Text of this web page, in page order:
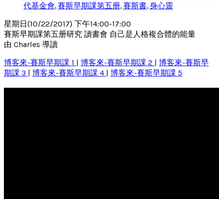
代基金會,賽斯早期課第五册,賽斯書,身心靈
星期日(10/22/2017) 下午14:00-17:00
賽斯早期課第五册研究 讀書會 自己是人格複合體的能量
由 Charles 導讀
博客來-賽斯早期課 1
博客來-賽斯早期課 2
博客來-賽斯早
期課 3
博客來-賽斯早期課 4 博客來-賽斯早期課 5